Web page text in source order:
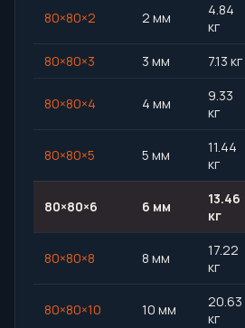
80×80×2 2 мм
4.84
кг
80×80×3 3 мм 7.13 кг
80×80×4 4 мм
9.33
кг
80×80×5 5 мм
11.44
кг
80×80×6 6 мм
13.46
кг
80×80×8 8 мм
17.22
кг
80×80×10 10 мм
20.63
кг